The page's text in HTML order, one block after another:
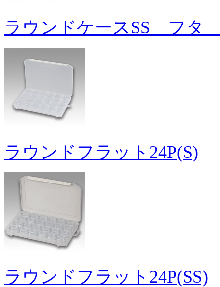
ラウンドケースSS フタ
ラウンドフラット24P(S)
ラウンドフラット24P(SS)